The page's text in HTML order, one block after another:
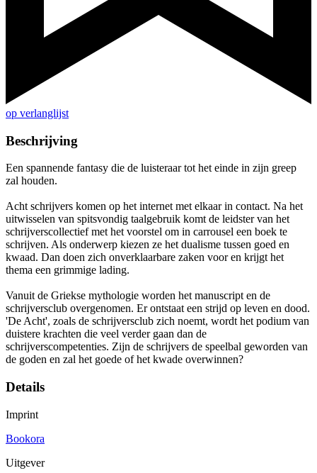
op verlanglijst
Beschrijving
Een spannende fantasy die de luisteraar tot het einde in zijn greep
zal houden.
Acht schrijvers komen op het internet met elkaar in contact. Na het
uitwisselen van spitsvondig taalgebruik komt de leidster van het
schrijverscollectief met het voorstel om in carrousel een boek te
schrijven. Als onderwerp kiezen ze het dualisme tussen goed en
kwaad. Dan doen zich onverklaarbare zaken voor en krijgt het
thema een grimmige lading.
Vanuit de Griekse mythologie worden het manuscript en de
schrijversclub overgenomen. Er ontstaat een strijd op leven en dood.
'De Acht', zoals de schrijversclub zich noemt, wordt het podium van
duistere krachten die veel verder gaan dan de
schrijverscompetenties. Zijn de schrijvers de speelbal geworden van
de goden en zal het goede of het kwade overwinnen?
Details
Imprint
Bookora
Uitgever